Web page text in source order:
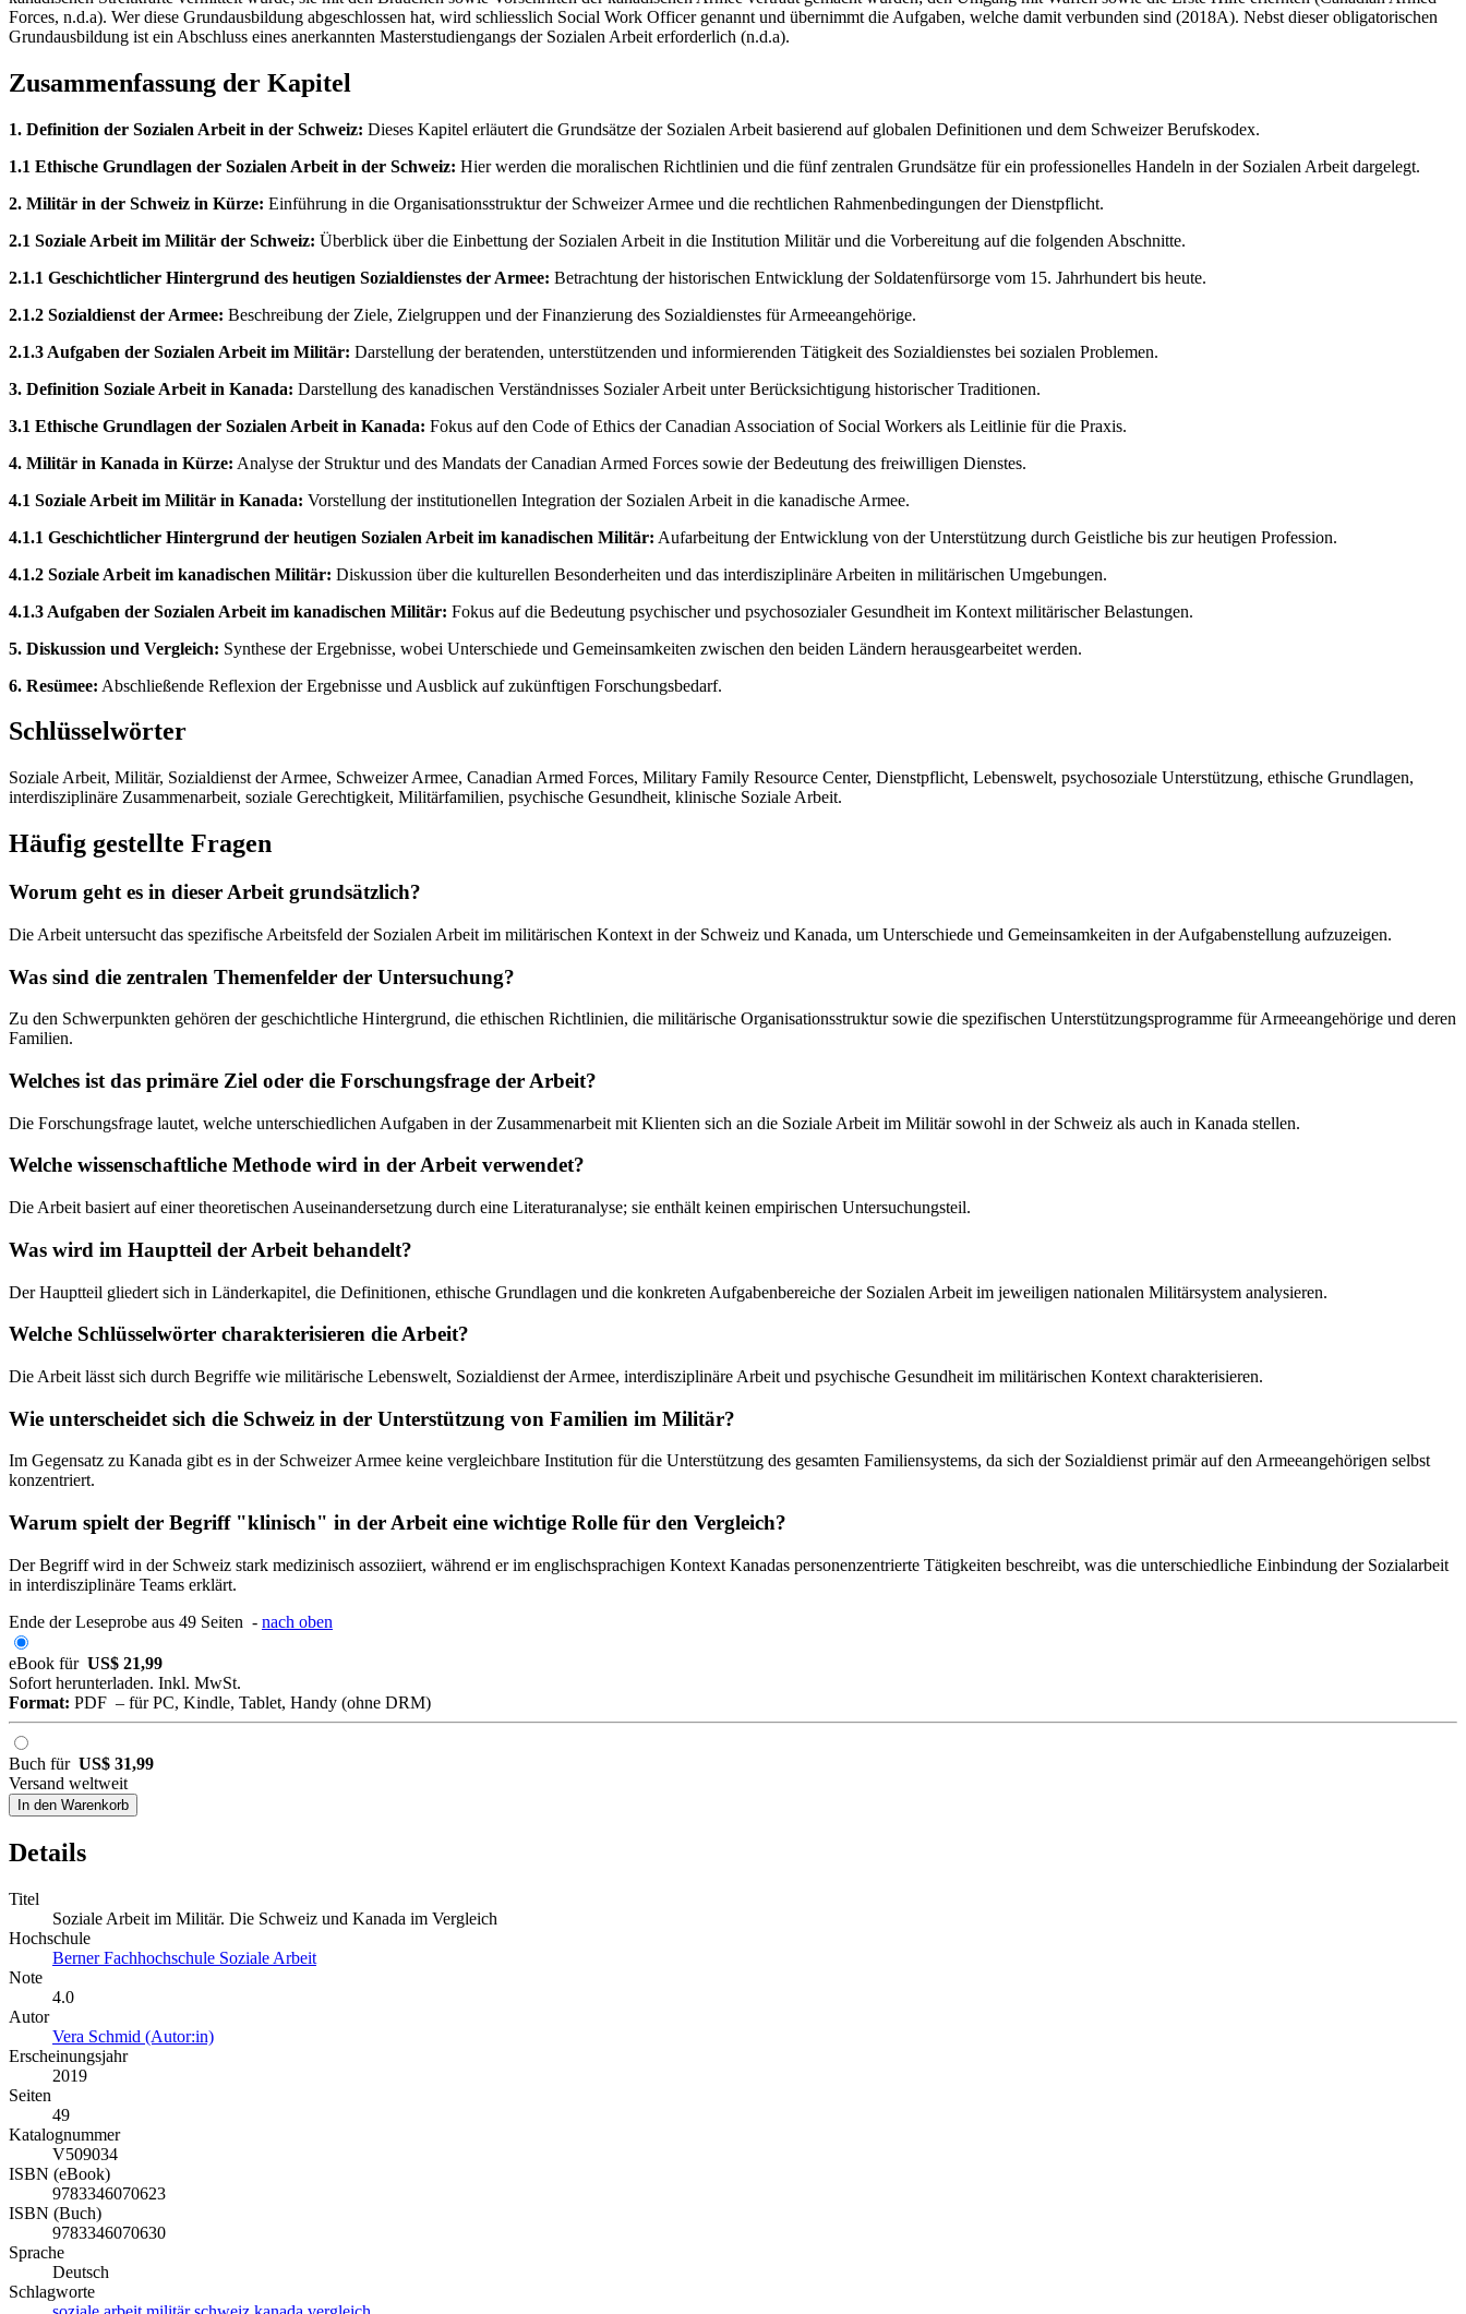
Forces, n.d.a). Wer diese Grundausbildung abgeschlossen hat, wird schliesslich Social Work Officer genannt und übernimmt die Aufgaben, welche damit verbunden sind (2018A). Nebst dieser obligatorischen
Grundausbildung ist ein Abschluss eines anerkannten Masterstudiengangs der Sozialen Arbeit erforderlich (n.d.a).
Zusammenfassung der Kapitel
1. Definition der Sozialen Arbeit in der Schweiz: Dieses Kapitel erläutert die Grundsätze der Sozialen Arbeit basierend auf globalen Definitionen und dem Schweizer Berufskodex.
1.1 Ethische Grundlagen der Sozialen Arbeit in der Schweiz: Hier werden die moralischen Richtlinien und die fünf zentralen Grundsätze für ein professionelles Handeln in der Sozialen Arbeit dargelegt.
2. Militär in der Schweiz in Kürze: Einführung in die Organisationsstruktur der Schweizer Armee und die rechtlichen Rahmenbedingungen der Dienstpflicht.
2.1 Soziale Arbeit im Militär der Schweiz: Überblick über die Einbettung der Sozialen Arbeit in die Institution Militär und die Vorbereitung auf die folgenden Abschnitte.
2.1.1 Geschichtlicher Hintergrund des heutigen Sozialdienstes der Armee: Betrachtung der historischen Entwicklung der Soldatenfürsorge vom 15. Jahrhundert bis heute.
2.1.2 Sozialdienst der Armee: Beschreibung der Ziele, Zielgruppen und der Finanzierung des Sozialdienstes für Armeeangehörige.
2.1.3 Aufgaben der Sozialen Arbeit im Militär: Darstellung der beratenden, unterstützenden und informierenden Tätigkeit des Sozialdienstes bei sozialen Problemen.
3. Definition Soziale Arbeit in Kanada: Darstellung des kanadischen Verständnisses Sozialer Arbeit unter Berücksichtigung historischer Traditionen.
3.1 Ethische Grundlagen der Sozialen Arbeit in Kanada: Fokus auf den Code of Ethics der Canadian Association of Social Workers als Leitlinie für die Praxis.
4. Militär in Kanada in Kürze: Analyse der Struktur und des Mandats der Canadian Armed Forces sowie der Bedeutung des freiwilligen Dienstes.
4.1 Soziale Arbeit im Militär in Kanada: Vorstellung der institutionellen Integration der Sozialen Arbeit in die kanadische Armee.
4.1.1 Geschichtlicher Hintergrund der heutigen Sozialen Arbeit im kanadischen Militär: Aufarbeitung der Entwicklung von der Unterstützung durch Geistliche bis zur heutigen Profession.
4.1.2 Soziale Arbeit im kanadischen Militär: Diskussion über die kulturellen Besonderheiten und das interdisziplinäre Arbeiten in militärischen Umgebungen.
4.1.3 Aufgaben der Sozialen Arbeit im kanadischen Militär: Fokus auf die Bedeutung psychischer und psychosozialer Gesundheit im Kontext militärischer Belastungen.
5. Diskussion und Vergleich: Synthese der Ergebnisse, wobei Unterschiede und Gemeinsamkeiten zwischen den beiden Ländern herausgearbeitet werden.
6. Resümee: Abschließende Reflexion der Ergebnisse und Ausblick auf zukünftigen Forschungsbedarf.
Schlüsselwörter
Soziale Arbeit, Militär, Sozialdienst der Armee, Schweizer Armee, Canadian Armed Forces, Military Family Resource Center, Dienstpflicht, Lebenswelt, psychosoziale Unterstützung, ethische Grundlagen,
interdisziplinäre Zusammenarbeit, soziale Gerechtigkeit, Militärfamilien, psychische Gesundheit, klinische Soziale Arbeit.
Häufig gestellte Fragen
Worum geht es in dieser Arbeit grundsätzlich?
Die Arbeit untersucht das spezifische Arbeitsfeld der Sozialen Arbeit im militärischen Kontext in der Schweiz und Kanada, um Unterschiede und Gemeinsamkeiten in der Aufgabenstellung aufzuzeigen.
Was sind die zentralen Themenfelder der Untersuchung?
Zu den Schwerpunkten gehören der geschichtliche Hintergrund, die ethischen Richtlinien, die militärische Organisationsstruktur sowie die spezifischen Unterstützungsprogramme für Armeeangehörige und deren
Familien.
Welches ist das primäre Ziel oder die Forschungsfrage der Arbeit?
Die Forschungsfrage lautet, welche unterschiedlichen Aufgaben in der Zusammenarbeit mit Klienten sich an die Soziale Arbeit im Militär sowohl in der Schweiz als auch in Kanada stellen.
Welche wissenschaftliche Methode wird in der Arbeit verwendet?
Die Arbeit basiert auf einer theoretischen Auseinandersetzung durch eine Literaturanalyse; sie enthält keinen empirischen Untersuchungsteil.
Was wird im Hauptteil der Arbeit behandelt?
Der Hauptteil gliedert sich in Länderkapitel, die Definitionen, ethische Grundlagen und die konkreten Aufgabenbereiche der Sozialen Arbeit im jeweiligen nationalen Militärsystem analysieren.
Welche Schlüsselwörter charakterisieren die Arbeit?
Die Arbeit lässt sich durch Begriffe wie militärische Lebenswelt, Sozialdienst der Armee, interdisziplinäre Arbeit und psychische Gesundheit im militärischen Kontext charakterisieren.
Wie unterscheidet sich die Schweiz in der Unterstützung von Familien im Militär?
Im Gegensatz zu Kanada gibt es in der Schweizer Armee keine vergleichbare Institution für die Unterstützung des gesamten Familiensystems, da sich der Sozialdienst primär auf den Armeeangehörigen selbst
konzentriert.
Warum spielt der Begriff "klinisch" in der Arbeit eine wichtige Rolle für den Vergleich?
Der Begriff wird in der Schweiz stark medizinisch assoziiert, während er im englischsprachigen Kontext Kanadas personenzentrierte Tätigkeiten beschreibt, was die unterschiedliche Einbindung der Sozialarbeit
in interdisziplinäre Teams erklärt.
Ende der Leseprobe aus 49 Seiten - nach oben
eBook für US$ 21,99
Sofort herunterladen. Inkl. MwSt.
Format: PDF – für PC, Kindle, Tablet, Handy (ohne DRM)
Buch für US$ 31,99
Versand weltweit
In den Warenkorb
Details
Titel
Soziale Arbeit im Militär. Die Schweiz und Kanada im Vergleich
Hochschule
Berner Fachhochschule Soziale Arbeit
Note
4.0
Autor
Vera Schmid (Autor:in)
Erscheinungsjahr
2019
Seiten
49
Katalognummer
V509034
ISBN (eBook)
9783346070623
ISBN (Buch)
9783346070630
Sprache
Deutsch
Schlagworte